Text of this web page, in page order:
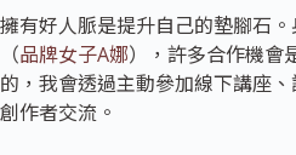
擁有好人脈是提升自己的墊腳石
（品牌女子A娜），許多合作機會
的，我會透過主動參加線下講座
創作者交流。